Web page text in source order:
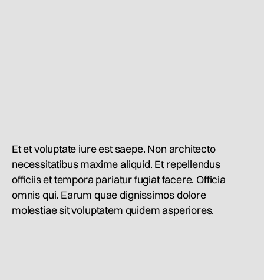
Et et voluptate iure est saepe. Non architecto
necessitatibus maxime aliquid. Et repellendus
officiis et tempora pariatur fugiat facere. Officia
omnis qui. Earum quae dignissimos dolore
molestiae sit voluptatem quidem asperiores.